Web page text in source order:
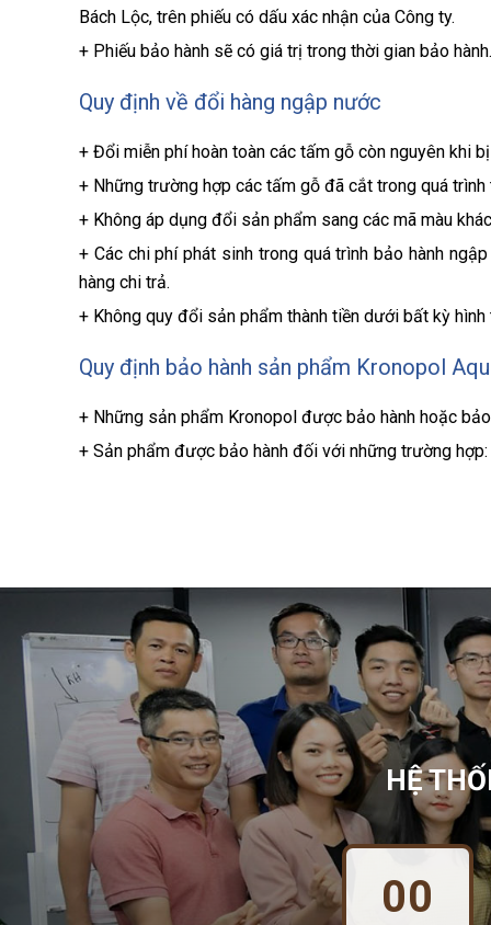
Bách Lộc, trên phiếu có dấu xác nhận của Công ty.
+ Phiếu bảo hành sẽ có giá trị trong thời gian bảo hành.
Quy định về đổi hàng ngập nước
+ Đổi miễn phí hoàn toàn các tấm gỗ còn nguyên khi
+ Những trường hợp các tấm gỗ đã cắt trong quá
+ Không áp dụng đổi sản phẩm sang các mã màu
+ Các chi phí phát sinh trong quá trình bảo hành
hàng chi trả.
+ Không quy đổi sản phẩm thành tiền dưới bất kỳ hình
Quy định bảo hành sản phẩm Kronopol
+ Những sản phẩm Kronopol được bảo hành hoặc
+ Sản phẩm được bảo hành đối với những trường
HỆ
00